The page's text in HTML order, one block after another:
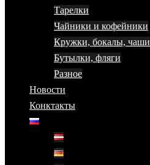
Тарелки
Чайники и кофейники
Кружки, бокалы, чаши
Бутылки, фляги
Разное
Новости
Конктакты